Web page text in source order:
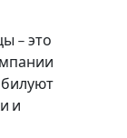
– это
и